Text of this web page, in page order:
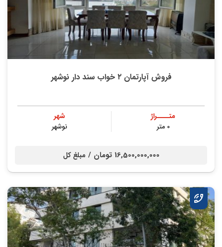
فروش آپارتمان ۲ خواب سند دار نوشهر
متــــراژ
۰ متر
شهر
نوشهر
16,500,000,000 تومان / مبلغ کل